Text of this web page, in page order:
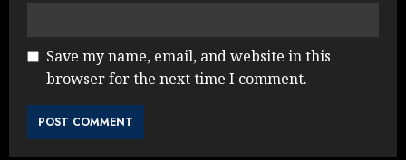
Save my name, email, and website in this
browser for the next time I comment.